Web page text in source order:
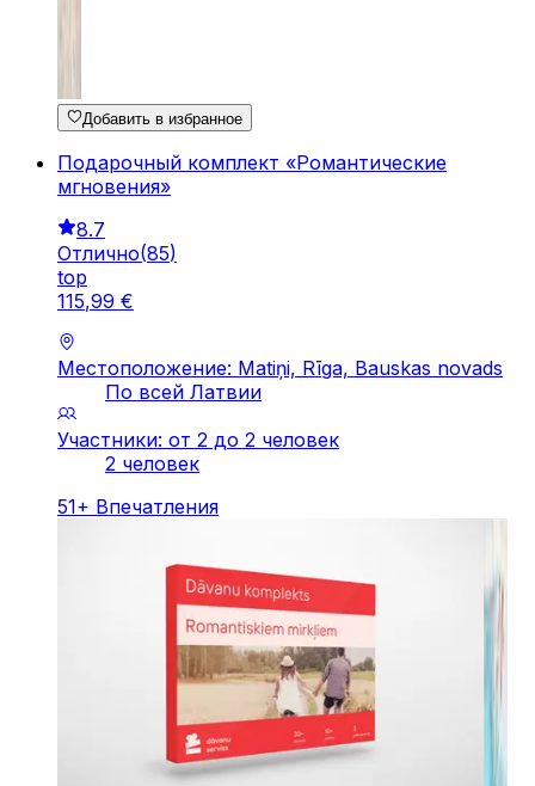
Добавить в избранное
Подарочный комплект «Романтические
мгновения»
8.7
Отлично(85)
top
115,99 €
Местоположение: Matiņi, Rīga, Bauskas novads
По всей Латвии
Участники: от 2 до 2 человек
2 человек
51+ Впечатления